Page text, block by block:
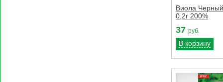
Виола
0,2г 200%
37 руб.
В корзину